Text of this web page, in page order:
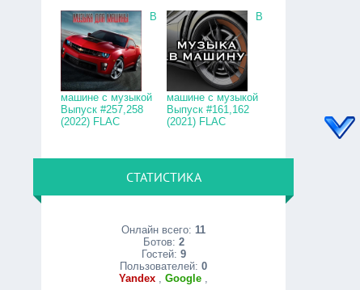
В
машине с музыкой
Выпуск #257,258
(2022) FLAC
В
машине с музыкой
Выпуск #161,162
(2021) FLAC
СТАТИСТИКА
Онлайн всего:11
Ботов: 2
Гостей: 9
Пользователей:0
Yandex ,Google ,